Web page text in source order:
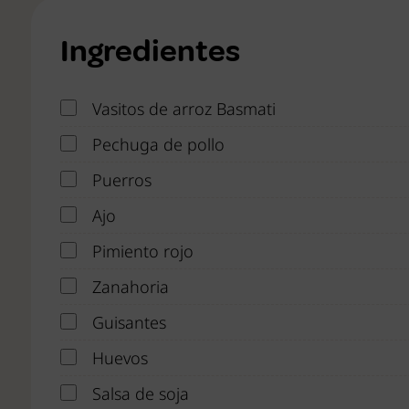
Ingredientes
Vasitos de arroz Basmati
Pechuga de pollo
Puerros
Ajo
Pimiento rojo
Zanahoria
Guisantes
Huevos
Salsa de soja